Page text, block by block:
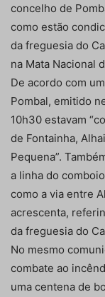
concelho de
como estão
da freguesia do
na Mata Nacional
De acordo com
Pombal, emitido
10h30 estavam
de Fontainha,
Pequena”.
a linha do
como a via entre
acrescenta,
da freguesia do
No mesmo
combate ao
uma centena de